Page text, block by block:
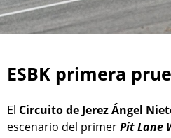
ESBK primera
El Circuito de Jerez Ángel
escenario del primerPit Lane